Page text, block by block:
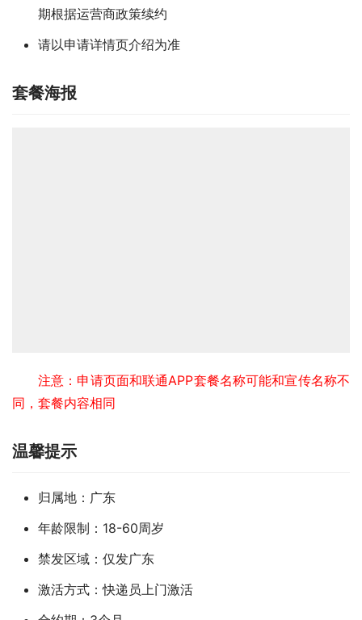
期根据运营商政策续约
请以申请详情页介绍为准
套餐海报
注意：申请页面和联通APP套餐名称可能和宣传名称不
同，套餐内容相同
温馨提示
归属地：广东
年龄限制：18-60周岁
禁发区域：仅发广东
激活方式：快递员上门激活